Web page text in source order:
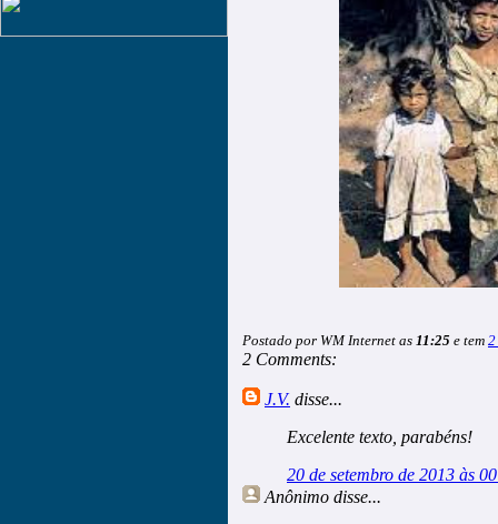
Postado por WM Internet as 11:25 e tem 2
2 Comments:
J.V. disse...
Excelente texto, parabéns!
20 de setembro de 2013 às
Anônimo disse...